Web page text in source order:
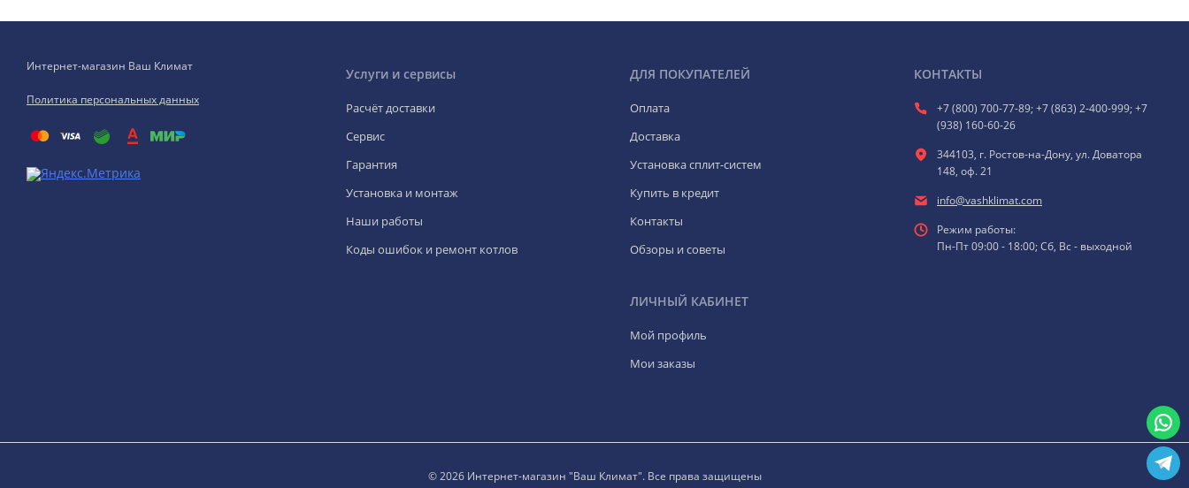
Интернет-магазин Ваш Климат
Политика персональных данных
Услуги и сервисы
Расчёт доставки
Сервис
Гарантия
Установка и монтаж
Наши работы
Коды ошибок и ремонт котлов
ДЛЯ ПОКУПАТЕЛЕЙ
Оплата
Доставка
Установка сплит-систем
Купить в кредит
Контакты
Обзоры и советы
ЛИЧНЫЙ КАБИНЕТ
Мой профиль
Мои заказы
КОНТАКТЫ
+7 (800) 700-77-89; +7 (863) 2-400-999; +7
(938) 160-60-26
344103, г. Ростов-на-Дону, ул. Доватора
148, оф. 21
info@vashklimat.com
Режим работы:
Пн-Пт 09:00 - 18:00; Сб, Вс - выходной
© 2026 Интернет-магазин "Ваш Климат". Все права защищены